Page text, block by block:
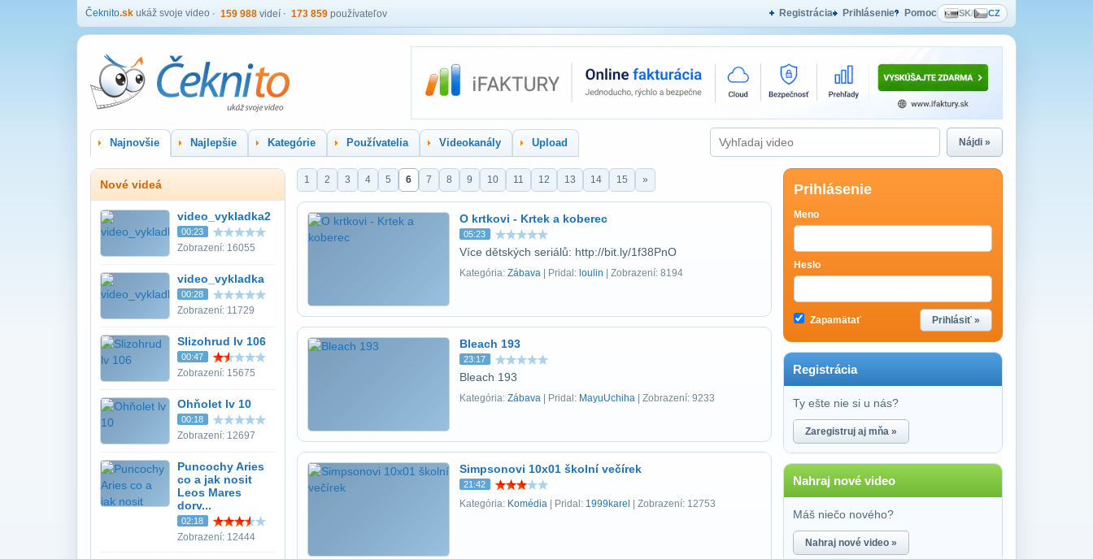
Čeknito.sk ukáž svoje video 159 988 videí 173 859 používateľov Registrácia Prihlásenie Pomoc SK/ CZ
Najnovšie Najlepšie Kategórie Používatelia Videokanály Upload Nájdi »
Nové videá
video_vykladka2
00:23
Zobrazení: 16055
video_vykladka
00:28
Zobrazení: 11729
Slizohrud lv 106
00:47
Zobrazení: 15675
Ohňolet lv 10
00:18
Zobrazení: 12697
Puncochy Aries
co a jak nosit
Leos Mares
dorv...
02:18
Zobrazení: 12444
1 2 3 4 5 6 7 8 9 10 11 12 13 14 15 »
O krtkovi - Krtek a koberec
05:23
Více dětských seriálů: http://bit.ly/1f38PnO
Kategória: Zábava | Pridal: loulin | Zobrazení: 8194
Bleach 193
23:17
Bleach 193
Kategória: Zábava | Pridal: MayuUchiha | Zobrazení: 9233
Simpsonovi 10x01 školní večírek
21:42
Kategória: Komédia | Pridal: 1999karel | Zobrazení: 12753
Prihlásenie
Meno
Heslo
Zapamätať Prihlásiť »
Registrácia
Ty ešte nie si u nás?
Zaregistruj aj mňa »
Nahraj nové video
Máš niečo nového?
Nahraj nové video »